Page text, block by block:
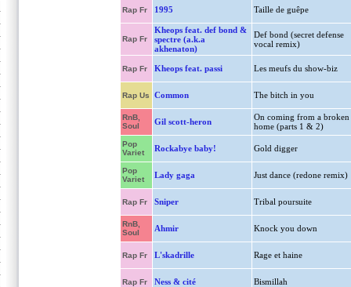
Rap Fr 1995 Taille de guêpe
Rap Fr
Kheops feat. def bond &
spectre (a.k.a
akhenaton)
Def bond (secret defense
vocal remix)
Rap Fr Kheops feat. passi Les meufs du show-biz
Rap Us Common The bitch in you
RnB,
Soul
Gil scott-heron
On coming from a broken
home (parts 1 & 2)
Pop
Variet
Rockabye baby! Gold digger
Pop
Variet
Lady gaga Just dance (redone remix)
Rap Fr Sniper Tribal poursuite
RnB,
Soul
Ahmir Knock you down
Rap Fr L'skadrille Rage et haine
Rap Fr Ness & cité Bismillah